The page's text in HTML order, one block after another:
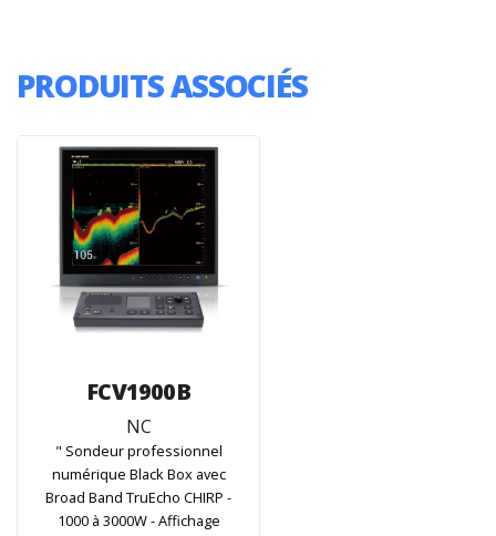
PRODUITS ASSOCIÉS
FCV1900B
NC
" Sondeur professionnel
numérique Black Box avec
Broad Band TruEcho CHIRP -
1000 à 3000W - Affichage